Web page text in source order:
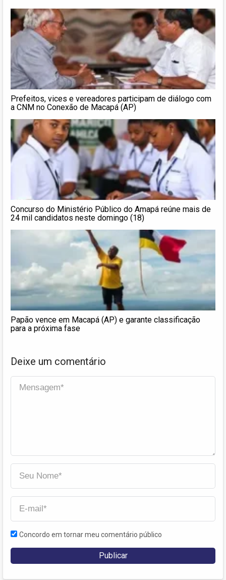
Prefeitos, vices e vereadores participam de diálogo com
a CNM no Conexão de Macapá (AP)
Concurso do Ministério Público do Amapá reúne mais de
24 mil candidatos neste domingo (18)
Papão vence em Macapá (AP) e garante classificação
para a próxima fase
Deixe um comentário
Concordo em tornar meu comentário público